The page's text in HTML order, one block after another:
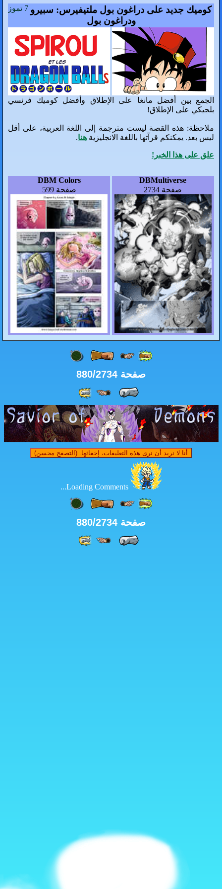
7 تموز بول ملتيفيرس: سبيرو
على الإطلاق وأفضل كوميك فرنسي
مترجمة إلى اللغة العربية، على أقل
الانجليزيةهنا.
DBM Colors
صفحة 599
هذه التعليقات، إخفائها. (التصفح محسن)
Loading Comments...